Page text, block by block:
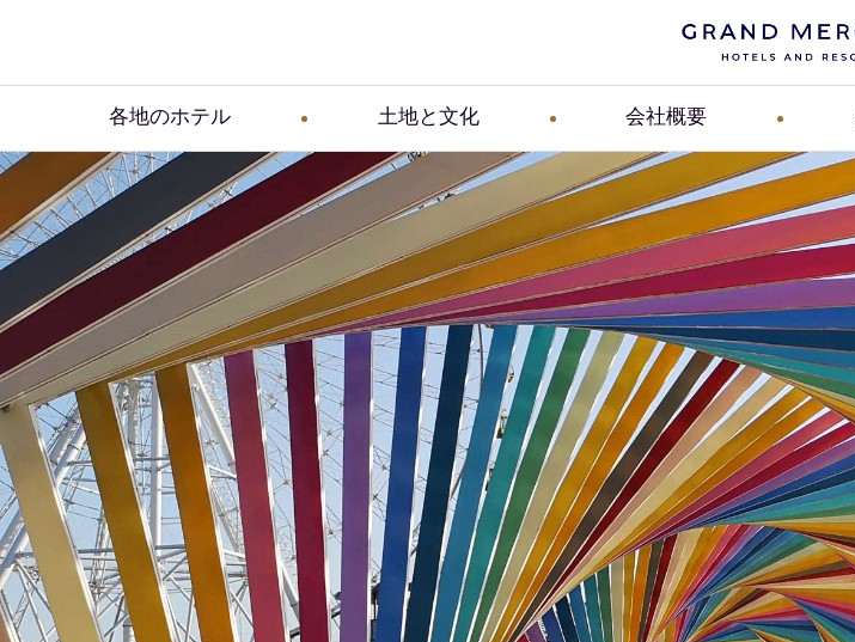
各地のホテル 土地と文化 会社概要